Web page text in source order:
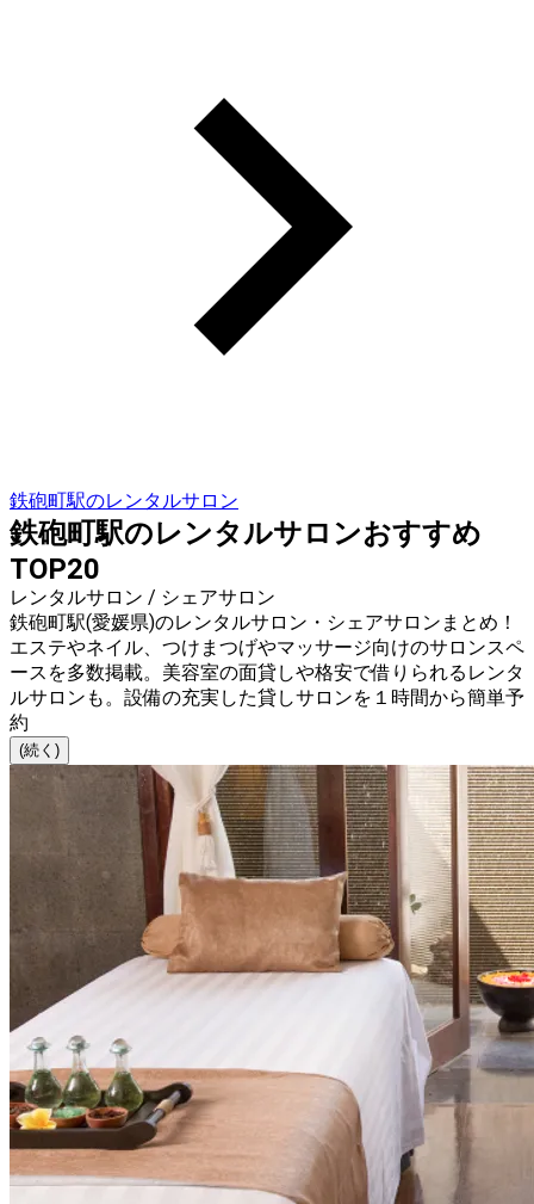
鉄砲町駅のレンタルサロン
鉄砲町駅のレンタルサロンおすすめ
TOP20
レンタルサロン / シェアサロン
鉄砲町駅(愛媛県)のレンタルサロン・シェアサロンまとめ！
エステやネイル、つけまつげやマッサージ向けのサロンスペ
ースを多数掲載。美容室の面貸しや格安で借りられるレンタ
ルサロンも。設備の充実した貸しサロンを１時間から簡単予
約
(続く)